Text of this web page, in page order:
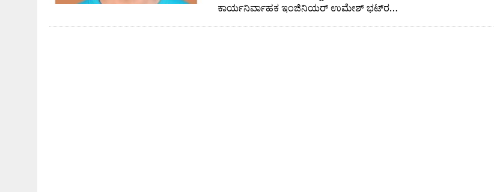
ಕಾರ್ಯನಿರ್ವಾಹಕ ಇಂಜಿನಿಯರ್ ಉಮೇಶ್ ಭಟ್‌ರ…